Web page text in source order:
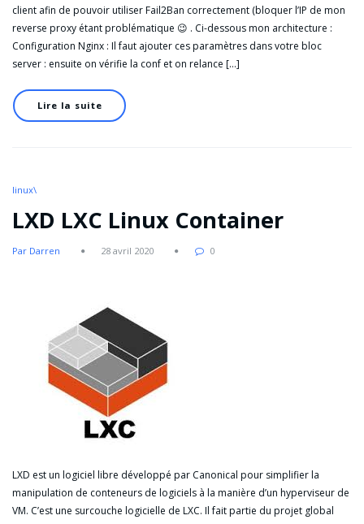
client afin de pouvoir utiliser Fail2Ban correctement (bloquer l’IP de mon
reverse proxy étant problématique 😉 . Ci-dessous mon architecture :
Configuration Nginx : Il faut ajouter ces paramètres dans votre bloc
server : ensuite on vérifie la conf et on relance […]
Lire la suite
linux\
LXD LXC Linux Container
Par Darren 28 avril 2020 0
LXD est un logiciel libre développé par Canonical pour simplifier la
manipulation de conteneurs de logiciels à la manière d’un hyperviseur de
VM. C’est une surcouche logicielle de LXC. Il fait partie du projet global